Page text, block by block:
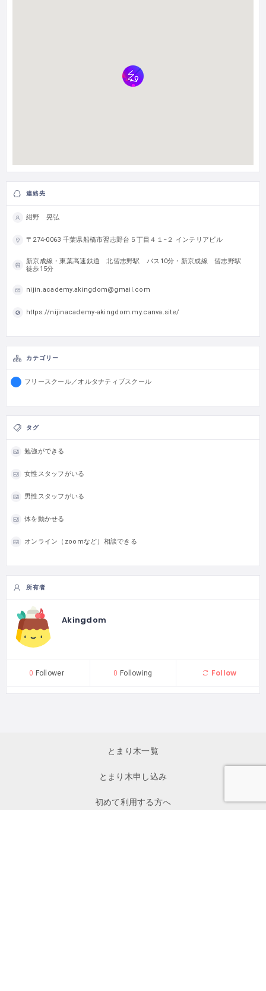
連絡先
紺野 晃弘
〒274-0063 千葉県船橋市習志野台５丁目４１−２ インテリアビル
新京成線・東葉高速鉄道 北習志野駅 バス10分・新京成線 習志野駅
徒歩15分
nijin.academy.akingdom@gmail.com
https://nijinacademy-akingdom.my.canva.site/
カテゴリー
フリースクール／オルタナティブスクール
タグ
勉強ができる
女性スタッフがいる
男性スタッフがいる
体を動かせる
オンライン（zoomなど）相談できる
所有者
Akingdom
0 Follower 0 Following Follow
とまり木一覧
とまり木申し込み
初めて利用する方へ